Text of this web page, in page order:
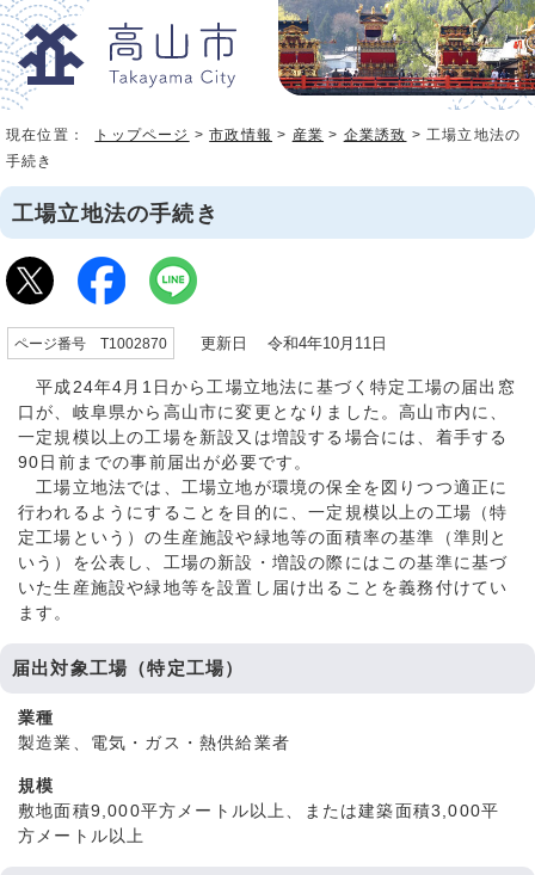
現在位置： トップページ >市政情報 > 産業 > 企業誘致 > 工場立地法の
手続き
工場立地法の手続き
ページ番号 T1002870 更新日 令和4年10月11日
平成24年4月1日から工場立地法に基づく特定工場の届出窓
口が、岐阜県から高山市に変更となりました。高山市内に、
一定規模以上の工場を新設又は増設する場合には、着手する
90日前までの事前届出が必要です。
工場立地法では、工場立地が環境の保全を図りつつ適正に
行われるようにすることを目的に、一定規模以上の工場（特
定工場という）の生産施設や緑地等の面積率の基準（準則と
いう）を公表し、工場の新設・増設の際にはこの基準に基づ
いた生産施設や緑地等を設置し届け出ることを義務付けてい
ます。
届出対象工場（特定工場）
業種
製造業、電気・ガス・熱供給業者
規模
敷地面積9,000平方メートル以上、または建築面積3,000平
方メートル以上